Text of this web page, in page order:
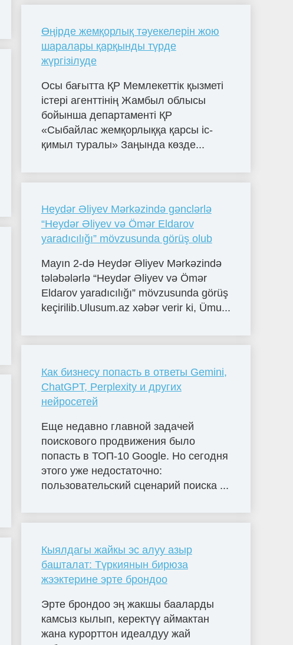
Өңірде жемқорлық тәуекелерін жою
шаралары қарқынды түрде
жүргізілуде
Осы бағытта ҚР Мемлекеттік қызметі
істері агенттінің Жамбыл облысы
бойынша департаменті ҚР
«Сыбайлас жемқорлыққа қарсы іс-
қимыл туралы» Заңында көзде...
Heydər Əliyev Mərkəzində gənclərlə
“Heydər Əliyev və Ömər Eldarov
yaradıcılığı” mövzusunda görüş olub
Mayın 2-də Heydər Əliyev Mərkəzində
tələbələrlə “Heydər Əliyev və Ömər
Eldarov yaradıcılığı” mövzusunda görüş
keçirilib.Ulusum.az xəbər verir ki, Ümu...
Как бизнесу попасть в ответы Gemini,
ChatGPT, Perplexity и других
нейросетей
Еще недавно главной задачей
поискового продвижения было
попасть в ТОП-10 Google. Но сегодня
этого уже недостаточно:
пользовательский сценарий поиска ...
Кыялдагы жайкы эс алуу азыр
башталат: Түркиянын бирюза
жээктерине эрте брондоо
Эрте брондоо эң жакшы бааларды
камсыз кылып, керектүү аймактан
жана курорттон идеалдуу жай